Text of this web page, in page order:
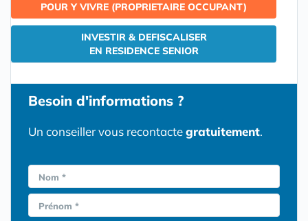
POUR Y VIVRE (PROPRIETAIRE OCCUPANT)
INVESTIR & DEFISCALISER
EN RESIDENCE SENIOR
Besoin d'informations ?
Un conseiller vous recontactegratuitement.
Nom *
Prénom *